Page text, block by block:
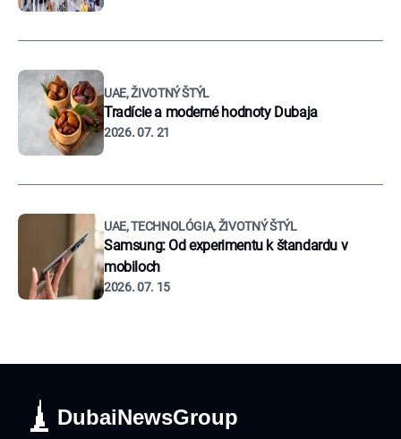
UAE, ŽIVOTNÝ ŠTÝL
Tradície a moderné hodnoty Dubaja
2026. 07. 21
UAE, TECHNOLÓGIA, ŽIVOTNÝ ŠTÝL
Samsung: Od experimentu k štandardu v
mobiloch
2026. 07. 15
DubaiNewsGroup